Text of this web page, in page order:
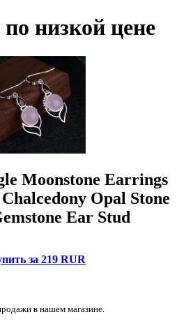
низкой цене
Moonstone Earrings
Opal Stone
Ear Stud
за 219 RUR
в нашем магазине.